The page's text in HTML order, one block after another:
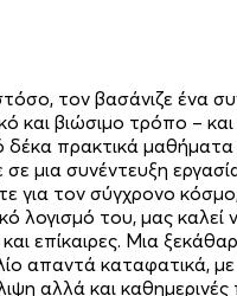
τον βασάνιζε ένα
βιώσιμο τρόπο –
πρακτικά
συνέντευξη
για τον σύγχρονο
λογισμό του, μας
επίκαιρες. Μια
απαντά καταφατικά,
αλλά και